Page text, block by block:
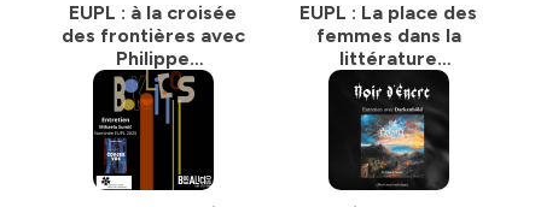
EUPL : à la croisée
des frontières avec
Philippe
Marczewski
EUPL : La place des
femmes dans la
littérature
européenne